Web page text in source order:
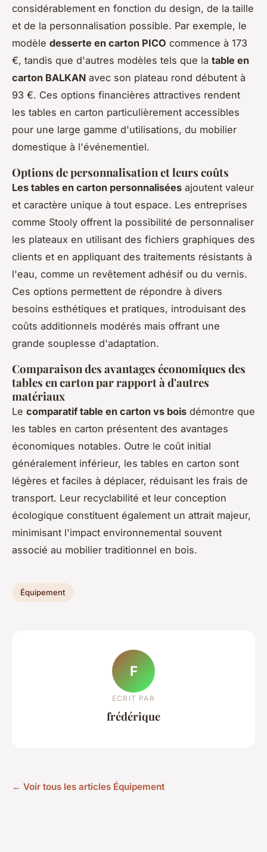
considérablement en fonction du design, de la taille
et de la personnalisation possible. Par exemple, le
modèle desserte en carton PICO commence à 173
€, tandis que d'autres modèles tels que la table en
carton BALKAN avec son plateau rond débutent à
93 €. Ces options financières attractives rendent
les tables en carton particulièrement accessibles
pour une large gamme d'utilisations, du mobilier
domestique à l'événementiel.
Options de personnalisation et leurs coûts
Les tables en carton personnalisées ajoutent valeur
et caractère unique à tout espace. Les entreprises
comme Stooly offrent la possibilité de personnaliser
les plateaux en utilisant des fichiers graphiques des
clients et en appliquant des traitements résistants à
l'eau, comme un revêtement adhésif ou du vernis.
Ces options permettent de répondre à divers
besoins esthétiques et pratiques, introduisant des
coûts additionnels modérés mais offrant une
grande souplesse d'adaptation.
Comparaison des avantages économiques des
tables en carton par rapport à d'autres
matériaux
Le comparatif table en carton vs bois démontre que
les tables en carton présentent des avantages
économiques notables. Outre le coût initial
généralement inférieur, les tables en carton sont
légères et faciles à déplacer, réduisant les frais de
transport. Leur recyclabilité et leur conception
écologique constituent également un attrait majeur,
minimisant l'impact environnemental souvent
associé au mobilier traditionnel en bois.
Équipement
F
ECRIT PAR
frédérique
← Voir tous les articles Équipement